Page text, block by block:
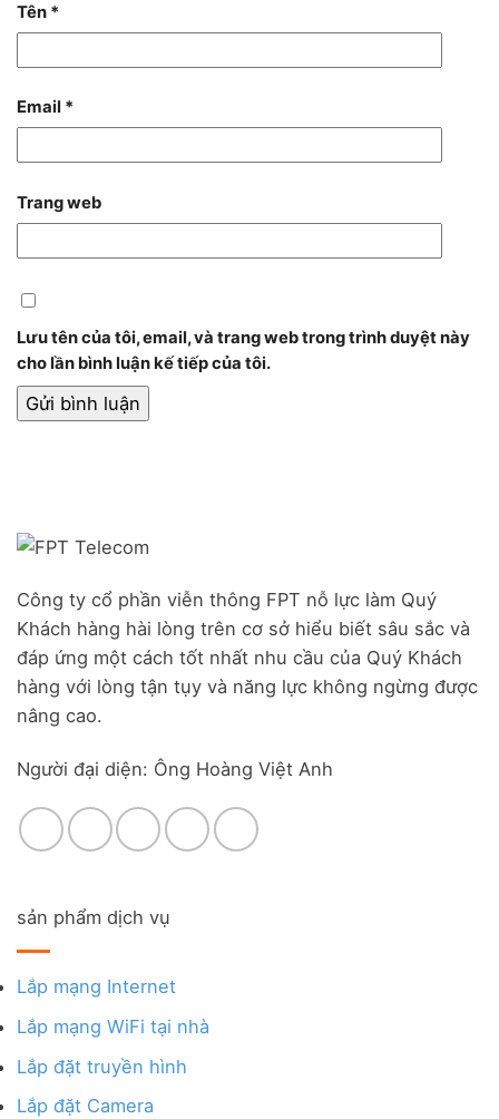
Tên *
Email *
Trang web
Lưu tên của tôi, email, và trang web trong trình duyệt này
cho lần bình luận kế tiếp của tôi.
Công ty cổ phần viễn thông FPT nỗ lực làm Quý
Khách hàng hài lòng trên cơ sở hiểu biết sâu sắc và
đáp ứng một cách tốt nhất nhu cầu của Quý Khách
hàng với lòng tận tụy và năng lực không ngừng được
nâng cao.
Người đại diện: Ông Hoàng Việt Anh
sản phẩm dịch vụ
Lắp mạng Internet
Lắp mạng WiFi tại nhà
Lắp đặt truyền hình
Lắp đặt Camera